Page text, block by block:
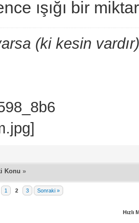
ışığı bir
(ki kesin
Konu »
1 2 3 Sonraki »
Hızlı